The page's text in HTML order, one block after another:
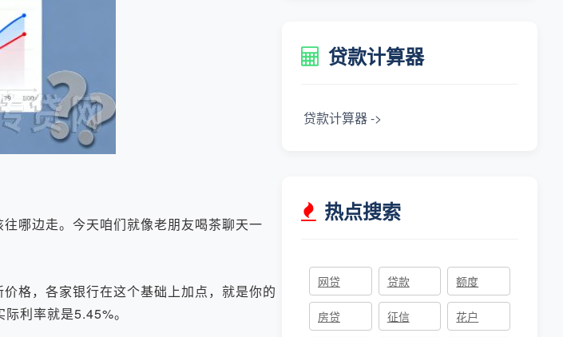
哪边走。今天咱们就像老朋友喝茶聊天一
格，各家银行在这个基础上加点，就是你的
利率就是5.45%。
贷款计算器
贷款计算器 ->
热点搜索
网贷 贷款 额度
房贷 征信 花户